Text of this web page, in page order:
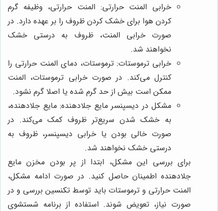
خرابی المنت حرارتی: المنت حرارتی، وظیفه گرم
کردن هوا برای خشک کردن ظروف را بر عهده دارد. در
صورت خرابی المنت، ظروف به درستی خشک
نخواهند شد.
خرابی ترموستات: ترموستات، دمای المنت حرارتی را
کنترل می‌کند. در صورت خرابی ترموستات، المنت
ممکن است بیش از حد گرم شده یا اصلا گرم نشود.
مشکل در دیسپنسر مایع جلادهنده: مایع جلادهنده،
به خشک شدن سریع‌تر ظروف کمک می‌کند. در
صورت خالی بودن یا خرابی دیسپنسر، ظروف به
درستی خشک نخواهند شد.
برای بررسی این مشکل، ابتدا از پر بودن مخزن مایع
جلادهنده اطمینان حاصل کنید. در صورت ادامه مشکل،
المنت حرارتی و ترموستات باید توسط تکنسین بررسی و در
صورت نیاز، تعویض شوند. استفاده از برنامه شستشوی